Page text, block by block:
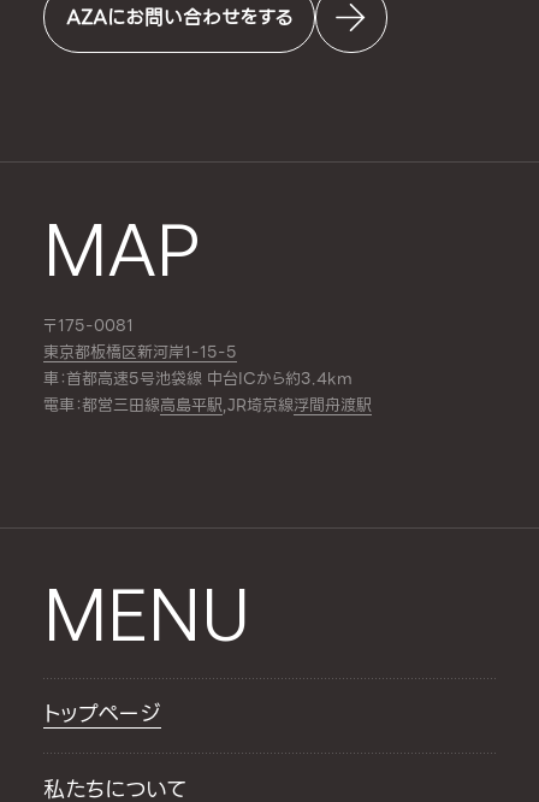
AZAにお問い合わせをする
MAP
〒175-0081
東京都板橋区新河岸1-15-5
車：首都高速5号池袋線 中台ICから約3.4km
電車：都営三田線高島平駅,JR埼京線浮間舟渡駅
MENU
トップページ
私たちについて